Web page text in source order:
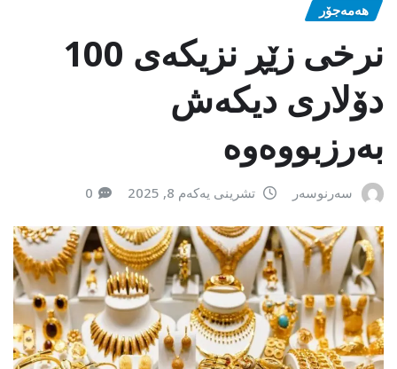
هەمەجۆر
نرخی زێڕ نزیکەی 100
دۆلاری دیکەش
بەرزبووەوە
سەرنوسەر تشرینی یەکەم 8, 2025 0